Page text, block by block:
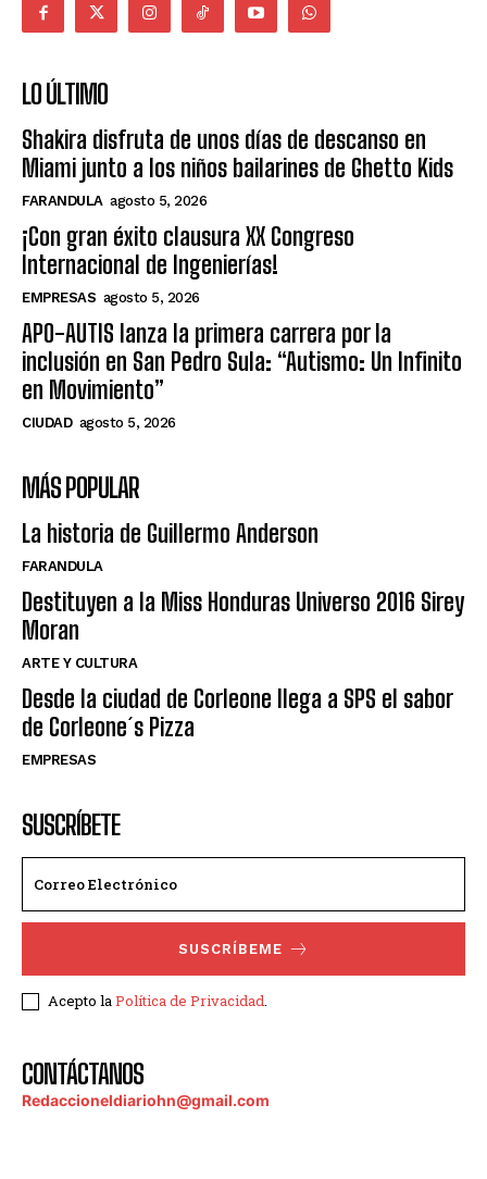
LO ÚLTIMO
Shakira disfruta de unos días de descanso en
Miami junto a los niños bailarines de Ghetto Kids
FARANDULA agosto 5, 2026
¡Con gran éxito clausura XX Congreso
Internacional de Ingenierías!
EMPRESAS agosto 5, 2026
APO-AUTIS lanza la primera carrera por la
inclusión en San Pedro Sula: “Autismo: Un Infinito
en Movimiento”
CIUDAD agosto 5, 2026
MÁS POPULAR
La historia de Guillermo Anderson
FARANDULA
Destituyen a la Miss Honduras Universo 2016 Sirey
Moran
ARTE Y CULTURA
Desde la ciudad de Corleone llega a SPS el sabor
de Corleone´s Pizza
EMPRESAS
SUSCRÍBETE
SUSCRÍBEME
Acepto laPolítica de Privacidad.
CONTÁCTANOS
Redaccioneldiariohn@gmail.com